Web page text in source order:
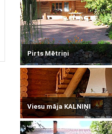
Pirts Mētriņi
Viesu māja KALNIŅI